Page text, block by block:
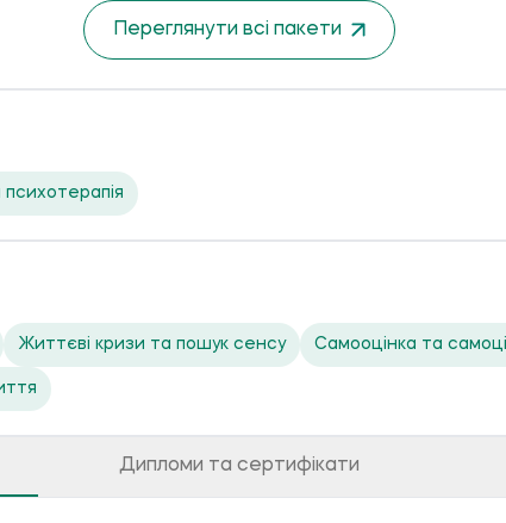
Переглянути всі пакети
психотерапія
Життєві кризи та пошук сенсу Самооцінка та
Дипломи та сертифікати